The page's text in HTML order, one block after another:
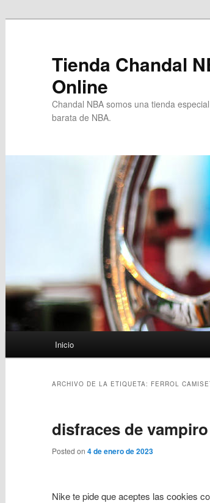
Tienda Chandal
Online
Chandal NBA somos una tienda
barata de NBA.
Inicio
ARCHIVO DE LA ETIQUETA: FERROL
disfraces de
Posted on 4 de enero de 2023
Nike te pide que aceptes las cookies